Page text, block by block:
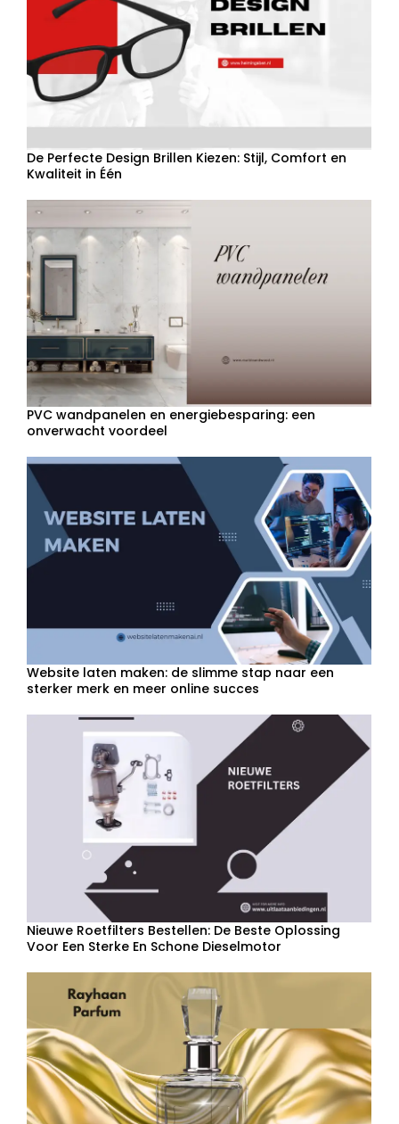
De Perfecte Design Brillen Kiezen: Stijl, Comfort en
Kwaliteit in Één
PVC wandpanelen en energiebesparing: een
onverwacht voordeel
Website laten maken: de slimme stap naar een
sterker merk en meer online succes
Nieuwe Roetfilters Bestellen: De Beste Oplossing
Voor Een Sterke En Schone Dieselmotor